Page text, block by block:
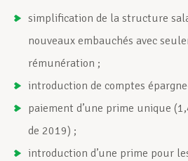
simplification de la structure
nouveaux embauchés avec
rémunération ;
introduction de comptes
paiement d’une prime unique
de 2019) ;
introduction d’une prime pour